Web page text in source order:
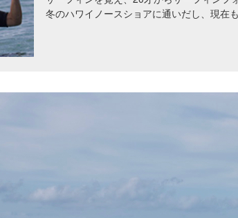
冬のハワイノースショアに通いだし、現在